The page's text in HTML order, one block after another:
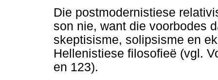
Die postmodernistiese
son nie, want die voorbodes
skeptisisme, solipsisme en
Hellenistiese filosofieë (vgl.
en 123).